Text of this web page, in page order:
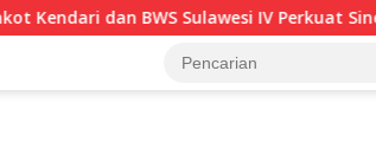
IV Perkuat Sinergi Jaga Irigasi Amohalo